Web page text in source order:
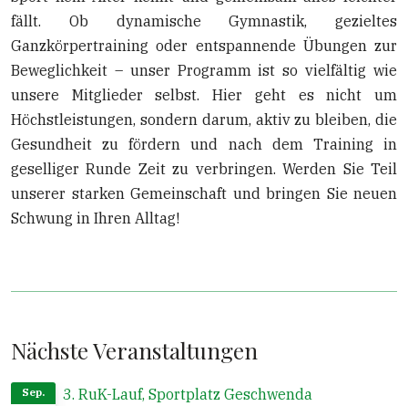
fällt. Ob dynamische Gymnastik, gezieltes
Ganzkörpertraining oder entspannende Übungen zur
Beweglichkeit – unser Programm ist so vielfältig wie
unsere Mitglieder selbst. Hier geht es nicht um
Höchstleistungen, sondern darum, aktiv zu bleiben, die
Gesundheit zu fördern und nach dem Training in
geselliger Runde Zeit zu verbringen. Werden Sie Teil
unserer starken Gemeinschaft und bringen Sie neuen
Schwung in Ihren Alltag!
Nächste Veranstaltungen
Sep. 3. RuK-Lauf, Sportplatz Geschwenda